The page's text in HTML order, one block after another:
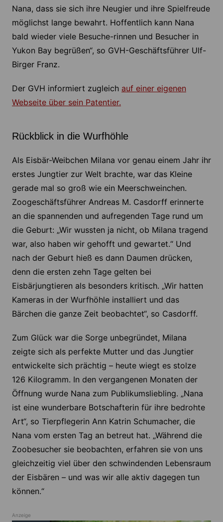
Nana, dass sie sich ihre Neugier und ihre Spielfreude
möglichst lange bewahrt. Hoffentlich kann Nana
bald wieder viele Besuche-rinnen und Besucher in
Yukon Bay begrüßen“, so GVH-Geschäftsführer Ulf-
Birger Franz.
Der GVH informiert zugleich auf einer eigenen
Webseite über sein Patentier.
Rückblick in die Wurfhöhle
Als Eisbär-Weibchen Milana vor genau einem Jahr ihr
erstes Jungtier zur Welt brachte, war das Kleine
gerade mal so groß wie ein Meerschweinchen.
Zoogeschäftsführer Andreas M. Casdorff erinnerte
an die spannenden und aufregenden Tage rund um
die Geburt: „Wir wussten ja nicht, ob Milana tragend
war, also haben wir gehofft und gewartet.“ Und
nach der Geburt hieß es dann Daumen drücken,
denn die ersten zehn Tage gelten bei
Eisbärjungtieren als besonders kritisch. „Wir hatten
Kameras in der Wurfhöhle installiert und das
Bärchen die ganze Zeit beobachtet“, so Casdorff.
Zum Glück war die Sorge unbegründet, Milana
zeigte sich als perfekte Mutter und das Jungtier
entwickelte sich prächtig – heute wiegt es stolze
126 Kilogramm. In den vergangenen Monaten der
Öffnung wurde Nana zum Publikumsliebling. „Nana
ist eine wunderbare Botschafterin für ihre bedrohte
Art“, so Tierpflegerin Ann Katrin Schumacher, die
Nana vom ersten Tag an betreut hat. „Während die
Zoobesucher sie beobachten, erfahren sie von uns
gleichzeitig viel über den schwindenden Lebensraum
der Eisbären – und was wir alle aktiv dagegen tun
können.“
Anzeige